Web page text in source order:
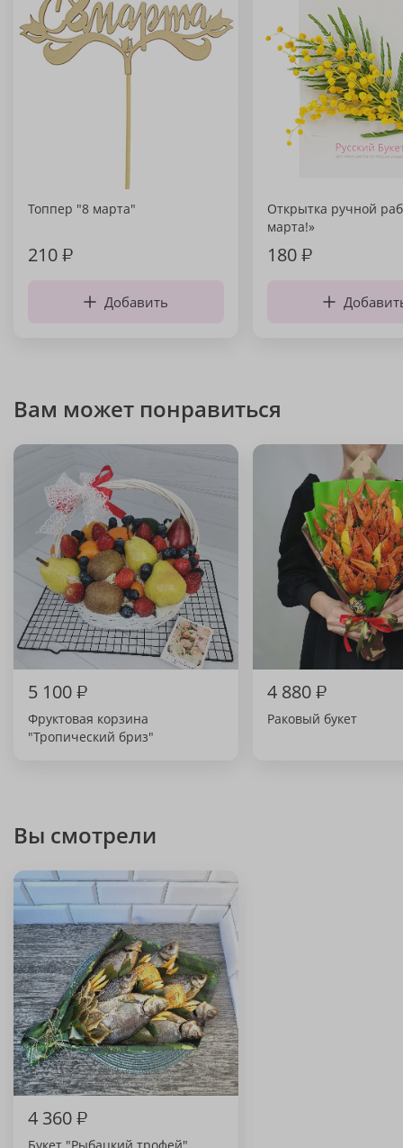
Топпер "8 марта"
210₽
Добавить
Открытка ручной
марта!»
180₽
Вам может понравиться
5 100₽
Фруктовая корзина
"Тропический бриз"
4 880₽
Раковый букет
Вы смотрели
4 360₽